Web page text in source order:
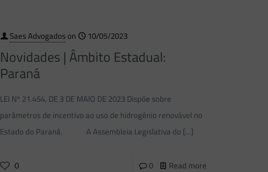
Saes Advogadoson 10/05/2023
Novidades | Âmbito Estadual:
Paraná
LEI Nº 21.454, DE 3 DE MAIO DE 2023 Dispõe sobre
parâmetros de incentivo ao uso de hidrogênio renovável no
Estado do Paraná. A Assembleia Legislativa do […]
0 0 Read more